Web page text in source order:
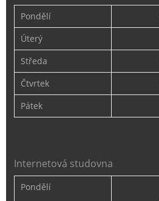
Pondělí
Úterý
Středa
Čtvrtek
Pátek
Internetová studovna
Pondělí